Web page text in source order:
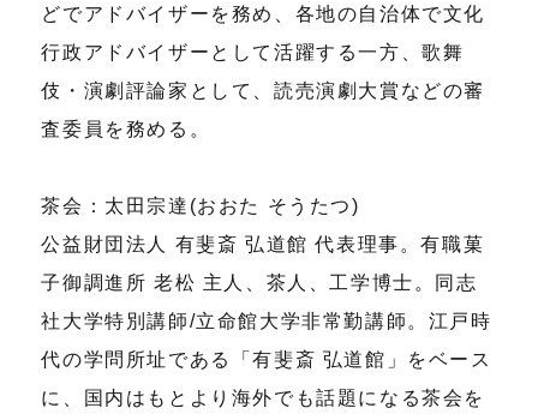
どでアドバイザーを務め、各地の自治体で文化
行政アドバイザーとして活躍する一方、歌舞
伎・演劇評論家として、読売演劇大賞などの審
査委員を務める。
茶会：太田宗達(おおた そうたつ)
公益財団法人 有斐斎 弘道館 代表理事。有職菓
子御調進所 老松 主人、茶人、工学博士。同志
社大学特別講師/立命館大学非常勤講師。江戸時
代の学問所址である「有斐斎 弘道館」をベース
に、国内はもとより海外でも話題になる茶会を